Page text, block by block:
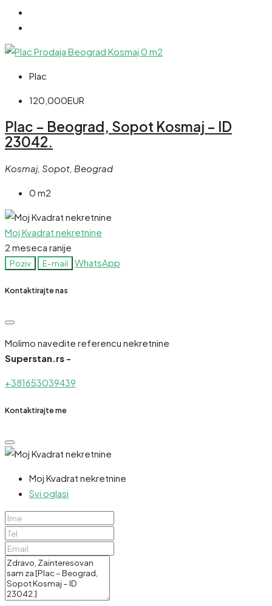
Plac
120,000EUR
Plac – Beograd, Sopot Kosmaj – ID
23042.
Kosmaj, Sopot, Beograd
0 m2
Moj Kvadrat nekretnine
2 meseca ranije
Poziv E-mail WhatsApp
Kontaktirajte nas
Molimo navedite referencu nekretnine
Superstan.rs -
+381653039439
Kontaktirajte me
Moj Kvadrat nekretnine
Svi oglasi